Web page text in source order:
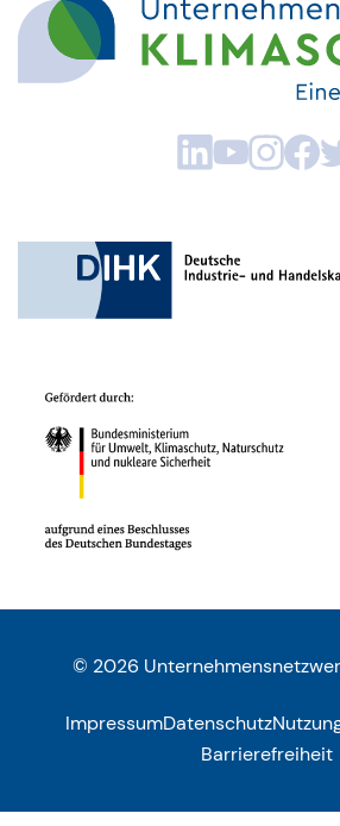
© 2026
ImpressumDatenschutz
Barrierefreiheit